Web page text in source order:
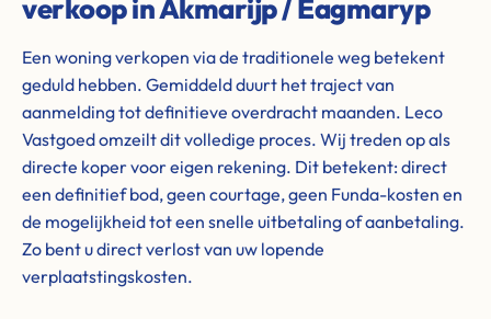
verkoop in Akmarijp / Eagmaryp
Een woning verkopen via de traditionele weg betekent
geduld hebben. Gemiddeld duurt het traject van
aanmelding tot definitieve overdracht maanden. Leco
Vastgoed omzeilt dit volledige proces. Wij treden op als
directe koper voor eigen rekening. Dit betekent: direct
een definitief bod, geen courtage, geen Funda-kosten en
de mogelijkheid tot een snelle uitbetaling of aanbetaling.
Zo bent u direct verlost van uw lopende
verplaatstingskosten.